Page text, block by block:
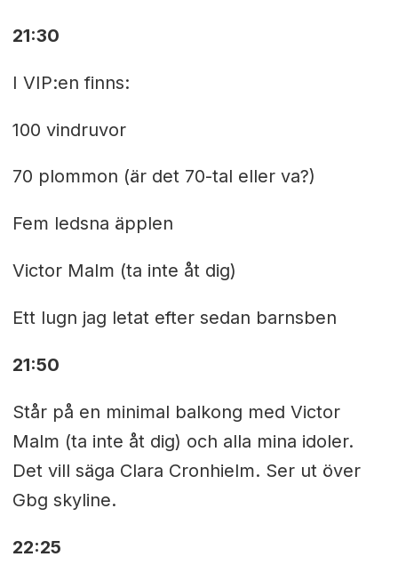
21:30
I VIP:en finns:
100 vindruvor
70 plommon (är det 70-tal eller va?)
Fem ledsna äpplen
Victor Malm (ta inte åt dig)
Ett lugn jag letat efter sedan barnsben
21:50
Står på en minimal balkong med Victor
Malm (ta inte åt dig) och alla mina idoler.
Det vill säga Clara Cronhielm. Ser ut över
Gbg skyline.
22:25